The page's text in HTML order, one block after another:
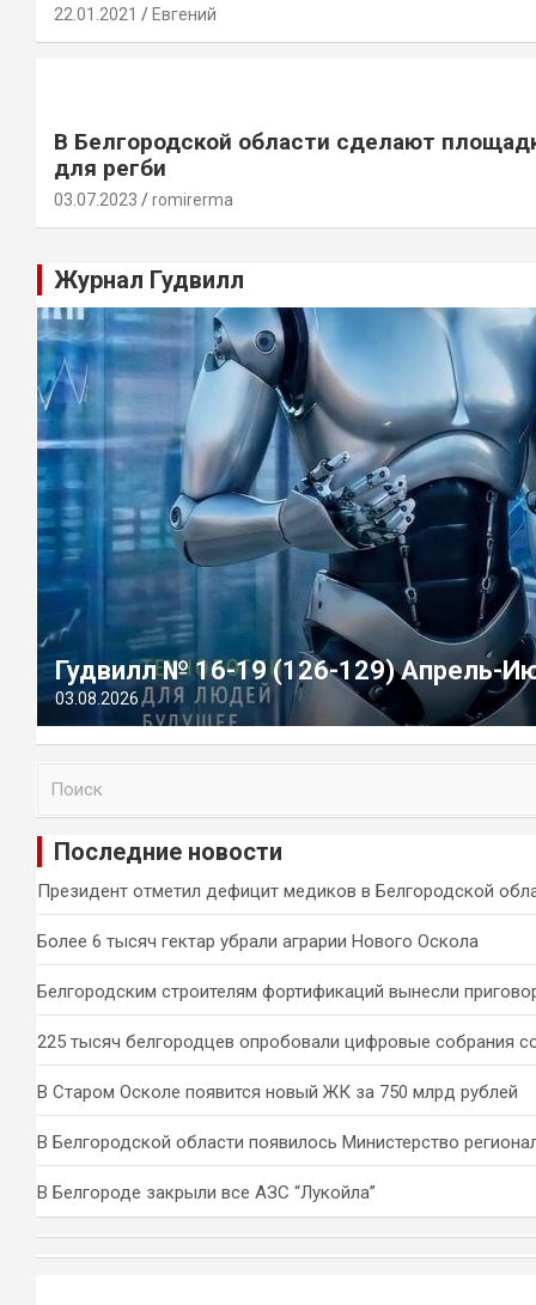
22.01.2021 Евгений
В Белгородской области сделают
для регби
03.07.2023 romirerma
Журнал Гудвилл
Гудвилл № 16-19 (126-129) Апрель-
03.08.2026
и
Последние новости
Президент отметил дефицит медиков в Белгородской
Более 6 тысяч гектар убрали аграрии Нового Оскола
Белгородским строителям фортификаций вынесли
225 тысяч белгородцев опробовали цифровые собрания
В Старом Осколе появится новый ЖК за 750 млрд рублей
В Белгородской области появилось Министерство
В Белгороде закрыли все АЗС “Лукойла”